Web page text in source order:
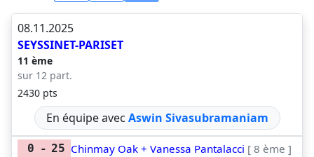
08.11.2025
SEYSSINET-PARISET
11 ème
sur 12 part.
2430 pts
En équipe avec Aswin Sivasubramaniam
0 - 25 Chinmay Oak + Vanessa Pantalacci [ 8 ème ]